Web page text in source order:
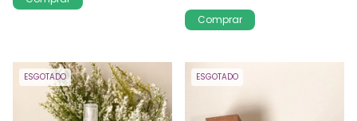
ESGOTADO ESGOTADO